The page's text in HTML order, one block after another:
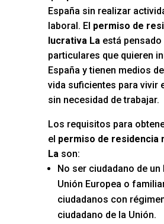
España sin realizar
laboral. El permiso de
lucrativa Laestá pensado
particulares que quieren
España y tienen medios de
vida suficientes para vivir
sin necesidad de trabajar.
Los requisitos para
el permiso de residencia
Lason:
No ser ciudadano de un
Unión Europea o
ciudadanos con
ciudadano de la Unión.